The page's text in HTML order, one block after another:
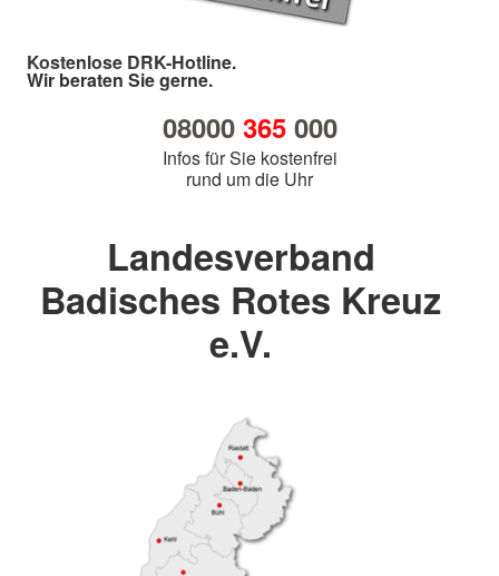
Kostenlose DRK-Hotline.
Wir beraten Sie gerne.
08000 365000
Infos für Sie kostenfrei
rund um die Uhr
Landesverband
Badisches Rotes Kreuz
e.V.